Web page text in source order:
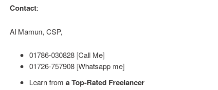
Contact:
Al Mamun, CSP,
01786-030828 [Call Me]
01726-757908 [Whatsapp me]
Learn from a Top-Rated Freelancer